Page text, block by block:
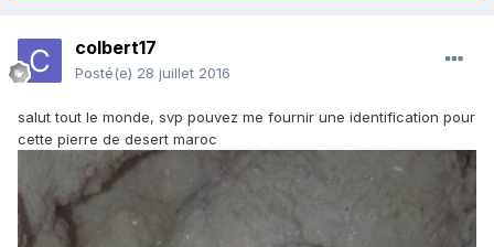
colbert17
Posté(e) 28 juillet 2016
salut tout le monde, svp pouvez me fournir une identification pour
cette pierre de desert maroc